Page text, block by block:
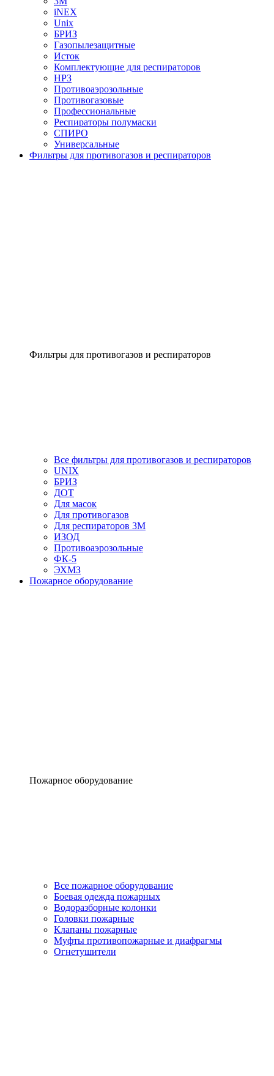
iNEX
Unix
БРИЗ
Газопылезащитные
Исток
Комплектующие для респираторов
НРЗ
Противоаэрозольные
Противогазовые
Профессиональные
Респираторы полумаски
СПИРО
Универсальные
Фильтры для противогазов и респираторов
Фильтры для противогазов и респираторов
Все фильтры для противогазов и респираторов
UNIX
БРИЗ
ДОТ
Для масок
Для противогазов
Для респираторов 3М
ИЗОД
Противоаэрозольные
ФК-5
ЭХМЗ
Пожарное оборудование
Пожарное оборудование
Все пожарное оборудование
Боевая одежда пожарных
Водоразборные колонки
Головки пожарные
Клапаны пожарные
Муфты противопожарные и диафрагмы
Огнетушители